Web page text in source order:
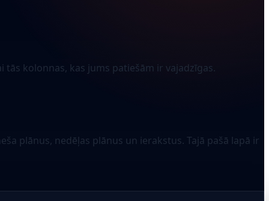
kolonnas, kas jums patiešām ir vajadzīgas.
plānus, nedēļas plānus un ierakstus. Tajā pašā lapā ir